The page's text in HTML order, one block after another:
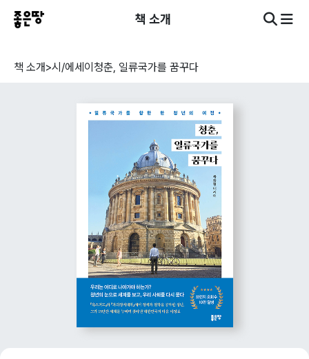
책 소개
책 소개>시/에세이 청춘, 일류국가를 꿈꾸다